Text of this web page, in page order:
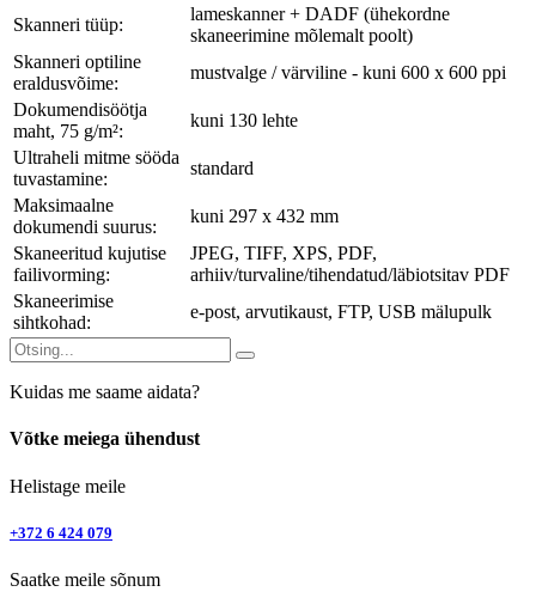
Skanneri tüüp:
lameskanner + DADF (ühekordne
skaneerimine mõlemalt poolt)
Skanneri optiline
eraldusvõime:
mustvalge / värviline - kuni 600 x 600 ppi
Dokumendisöötja
maht, 75 g/m²:
kuni 130 lehte
Ultraheli mitme sööda
tuvastamine:
standard
Maksimaalne
dokumendi suurus:
kuni 297 x 432 mm
Skaneeritud kujutise
failivorming:
JPEG, TIFF, XPS, PDF,
arhiiv/turvaline/tihendatud/läbiotsitav PDF
Skaneerimise
sihtkohad:
e-post, arvutikaust, FTP, USB mälupulk
Kuidas me saame aidata?
Võtke meiega ühendust
Helistage meile
+372 6 424 079
Saatke meile sõnum